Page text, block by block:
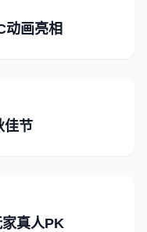
动画亮相
佳节
真人PK